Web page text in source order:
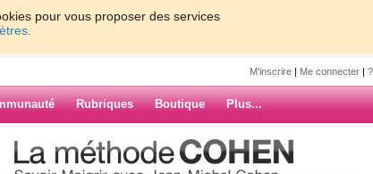
pour vous proposer des services
M'inscrire | Me connecter |
Rubriques Boutique Plus...
le WE